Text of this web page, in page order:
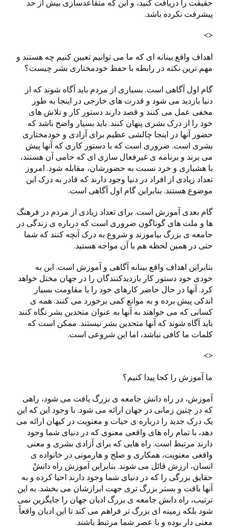
حقیقت را دریافت کنید، و این که متقاعدسازی بیش از حد
پیشرفت نکرده باشد.
<>
اهداف واقع بینانه ای که ما می توانیم تعیین کنیم چه هستند و
مهم ترین نکته در رابطه با حفظ خودمختاری بشر چیست؟
گام اول آگاهی است. بسیاری از مردم باید آگاه شوند که از
دنیا بازدید می شود و قدرت های خارجی در اینجا به طور
مخفی عمل می کنند و قصد دارند دستور کار و تلاش های
خود را از درک بشری پنهان کنند. باید بسیار واضح باشد که
حضور آنها در اینجا چالشی عظیم برای آزادی و خودمختاری
بشری است. ضروری است که با دستور کاری که آنها پیش
می برند و برنامه ی غیرفعال سازی ای که حامی آن هستند،
با هشیاری و خرد نسبت به حضورشان، مقابله شود. امروز
تعداد زیادی از افراد در دنیا وجود دارند که قادر به درک این
موضوع هستند. بنابراین گام اول آگاهی است.
گام بعدی آموزش است. برای تعداد زیادی از مردم در فرهنگ
ها و ملت های گوناگون ضروری است که درباره ی زندگی در
جامعه ی بزرگ بیاموزند و شروع به درک آنچه کنند که شما
حتی در همین لحظه هم با آن مواجه هستید.
بنابراین اهداف واقع بینانه آگاهی و آموزش است. این به
خودی خود دستور کار بازدیدکنندگان را در جهان مختل خواهد
کرد. آنها در حال حاضر کارهای خود را با مقاومت بسیار
اندکی پیش برده و به موانع کمی برخورد می کنند. همه ی
کسانی که می خواهند به آنها به عنوان متحدین بشر نگاه کنند
باید آگاه شوند که آنها متحدین بشر نیستند. ممکن است که
کلمات ما کافی نباشد، اما این شروعی است.
<>
ما آموزش را کجا پیدا کنیم؟
آموزش، در راه دانش جامعه ی بزرگ یافت می شود، راهی
که در چنین زمانی در جهان ارائه می شود. با وجود این که این
یک درک جدید را درباره ی حیات و معنویت در کیهان ارائه می
دهد، با تمام راه های واقعی معنوی که در دنیای شما وجود
دارند مرتبط است. راه هایی که برای آزادی بشری و معنی
واقعی معنویت، همکاری و صلح و هارمونی در خانواده ی
انسان، ارزش قائل می شوند. بنابراین آموزش راه دانشْ
حقایق بزرگی را که در دنیای شما وجود دارند احیا کرده و به
آنها بافت و بستر بزرگ تری جهت ابرازشان می بخشد. به این
ترتیب، راه دانش جامعه ی بزرگ ادیان جهان را جایگزین نمی
شود بلکه زمینه ای بزرگ تر فراهم می کند تا این ادیان واقعاً
معنی دار بوده و با عصر شما مرتبط باشند.